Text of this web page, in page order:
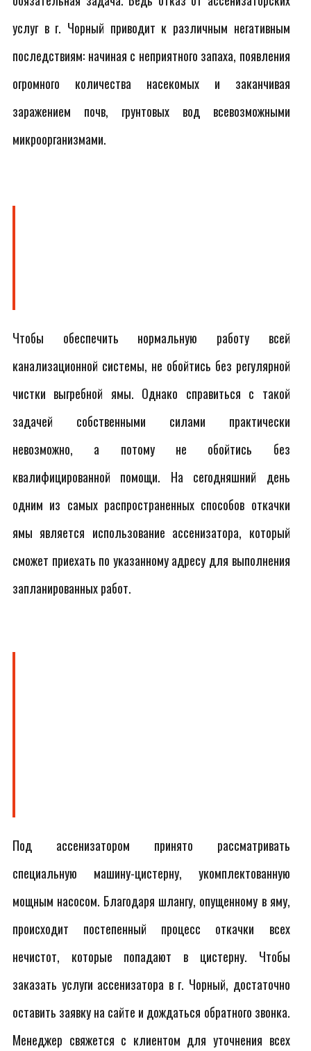
услуг в г. Чорный приводит к различным негативным
последствиям: начиная с неприятного запаха, появления
огромного количества насекомых и заканчивая
заражением почв, грунтовых вод всевозможными
микроорганизмами.
Чтобы обеспечить нормальную работу всей
канализационной системы, не обойтись без регулярной
чистки выгребной ямы. Однако справиться с такой
задачей собственными силами практически
невозможно, а потому не обойтись без
квалифицированной помощи. На сегодняшний день
одним из самых распространенных способов откачки
ямы является использование ассенизатора, который
сможет приехать по указанному адресу для выполнения
запланированных работ.
Под ассенизатором принято рассматривать
специальную машину-цистерну, укомплектованную
мощным насосом. Благодаря шлангу, опущенному в яму,
происходит постепенный процесс откачки всех
нечистот, которые попадают в цистерну. Чтобы
заказать услуги ассенизатора в г. Чорный, достаточно
оставить заявку на сайте и дождаться обратного звонка.
Менеджер свяжется с клиентом для уточнения всех